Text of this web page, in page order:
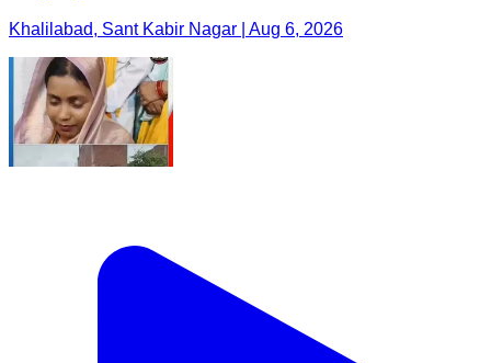
Khalilabad, Sant Kabir Nagar | Aug 6, 2026